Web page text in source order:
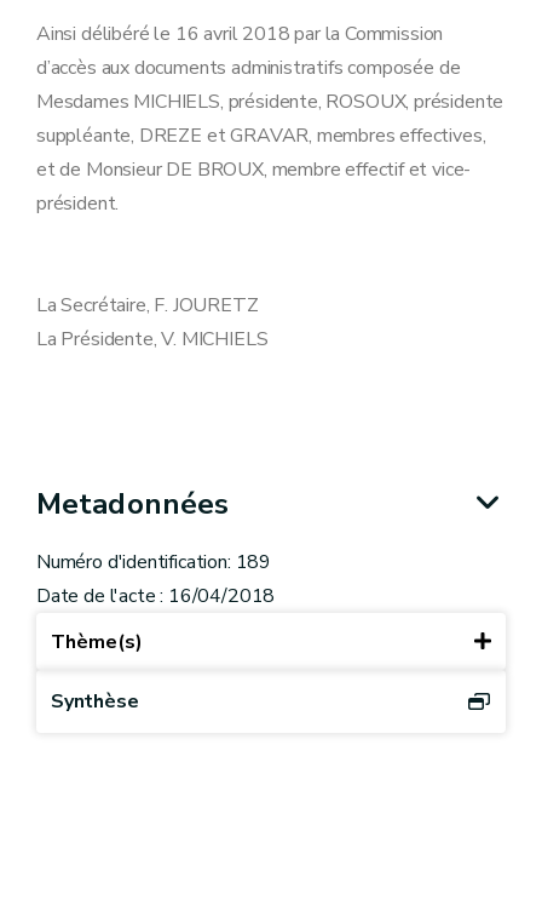
Ainsi délibéré le 16 avril 2018 par la Commission
d’accès aux documents administratifs composée de
Mesdames MICHIELS, présidente, ROSOUX, présidente
suppléante, DREZE et GRAVAR, membres effectives,
et de Monsieur DE BROUX, membre effectif et vice-
président.
La Secrétaire, F. JOURETZ
La Présidente, V. MICHIELS
Metadonnées
Numéro d'identification: 189
Date de l'acte : 16/04/2018
Thème(s)
Synthèse